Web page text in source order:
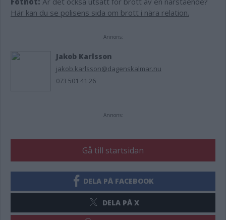
Här kan du se polisens sida om brott i nära relation.
Annons:
Jakob Karlsson
jakob.karlsson@dagenskalmar.nu
073 501 41 26
Annons:
Gå till startsidan
DELA PÅ FACEBOOK
DELA PÅ X